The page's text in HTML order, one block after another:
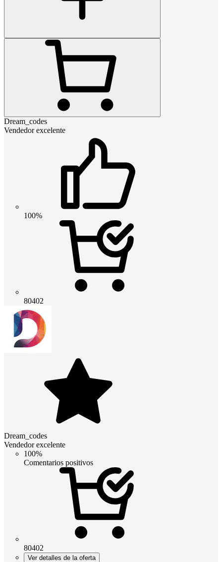
Dream_codes
Vendedor excelente
100%
80402
Dream_codes
Vendedor excelente
100%
Comentarios positivos
80402
Ver detalles de la oferta